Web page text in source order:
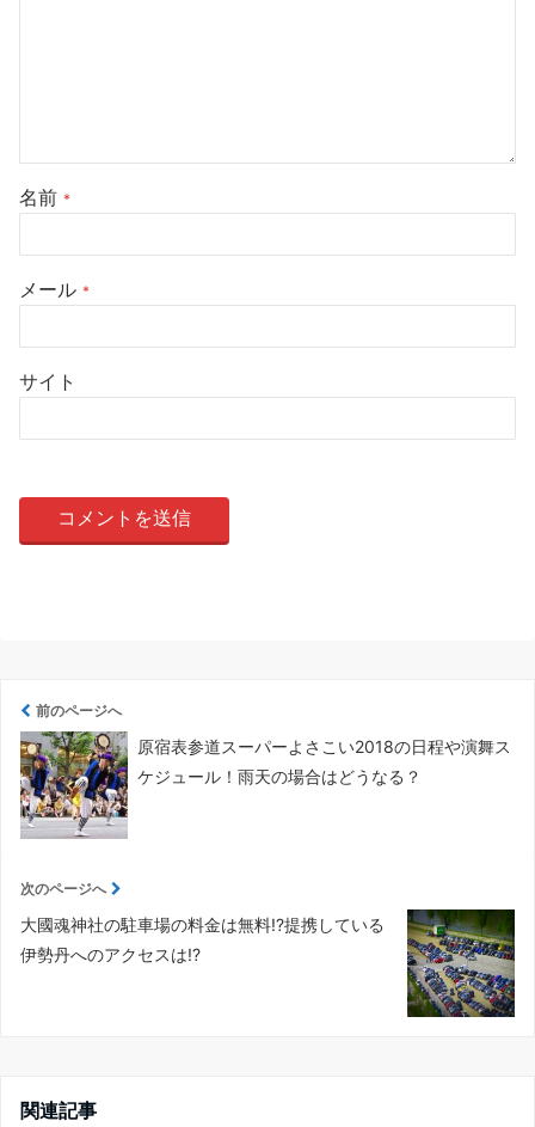
名前 *
メール *
サイト
前のページへ
原宿表参道スーパーよさこい2018の日程や演舞ス
ケジュール！雨天の場合はどうなる？
次のページへ
大國魂神社の駐車場の料金は無料!?提携している
伊勢丹へのアクセスは!?
関連記事